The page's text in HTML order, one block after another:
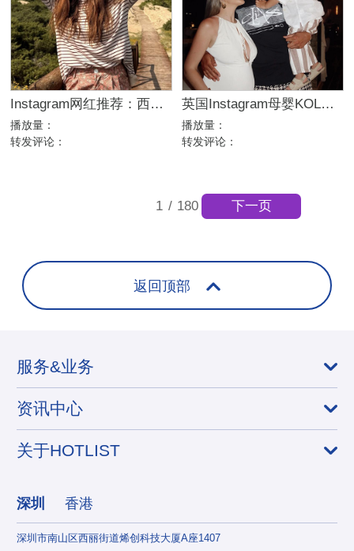
Instagram网红推荐：西班牙母婴亲子家庭博主，出海品牌合作推荐
播放量：
转发评论：
英国Instagram母婴KOL推荐：亲子生活与时尚穿搭博主
播放量：
转发评论：
1 / 180 下一页
返回顶部
服务&业务
资讯中心
关于HOTLIST
深圳 香港
深圳市南山区西丽街道烯创科技大厦A座1407